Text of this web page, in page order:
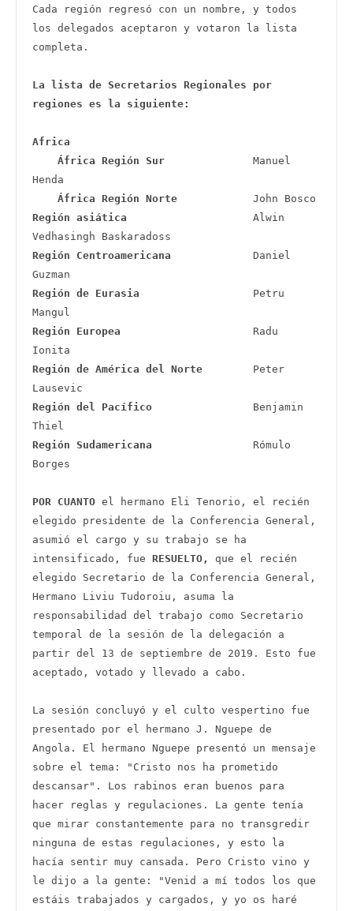
Cada región regresó con un nombre, y todos
los delegados aceptaron y votaron la lista
completa.
La lista de Secretarios Regionales por
Africa
África Región Sur
             Manuel
Henda
África Región Norte
Región asiática
                    Alwin
Región Centroamericana
             Daniel
Región de Eurasia
                  Petru
Región Europea
                     Radu
Región de América del Norte Peter
Región del Pacífico
                Benjamin
Región Sudamericana
                Rómulo
Borges
POR CUANTO el hermano Eli Tenorio, el recién
elegido presidente de la Conferencia General,
asumió el cargo y su trabajo se ha
intensificado, fue RESUELTO,
que el recién
elegido Secretario de la Conferencia General,
Hermano Liviu Tudoroiu, asuma la
responsabilidad del trabajo como Secretario
temporal de la sesión de la delegación a
partir del 13 de septiembre de 2019. Esto fue
aceptado, votado y llevado a cabo.
La sesión concluyó y el culto vespertino fue
presentado por el hermano J. Nguepe de
Angola. El hermano Nguepe presentó un mensaje
sobre el tema: "Cristo nos ha prometido
descansar". Los rabinos eran buenos para
hacer reglas y regulaciones. La gente tenía
que mirar constantemente para no transgredir
ninguna de estas regulaciones, y esto la
hacía sentir muy cansada. Pero Cristo vino y
le dijo a la gente: "Venid a mí todos los que
estáis trabajados y cargados, y yo os haré